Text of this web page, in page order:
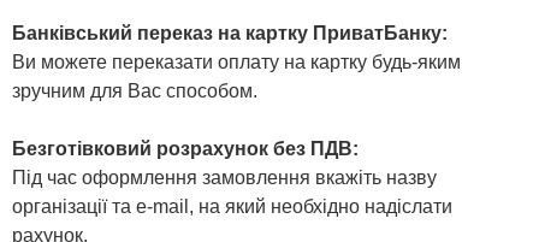
Банківський переказ на картку ПриватБанку:
Ви можете переказати оплату на картку будь-яким
зручним для Вас способом.
Безготівковий розрахунок без ПДВ:
Під час оформлення замовлення вкажіть назву
організації та e-mail, на який необхідно надіслати
рахунок.